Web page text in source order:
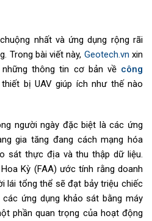
nhất và ứng dụng rộng rãi
Trong bài viết này, Geotech.vn xin
thông tin cơ bản về công
bị UAV giúp ích như thế nào
người ngày đặc biệt là các ứng
gia tăng đang cách mạng hóa
sát thực địa và thu thập dữ liệu.
Kỳ (FAA) ước tính rằng doanh
lái tổng thể sẽ đạt bảy triệu chiếc
ứng dụng khảo sát bằng máy
phần quan trọng của hoạt động